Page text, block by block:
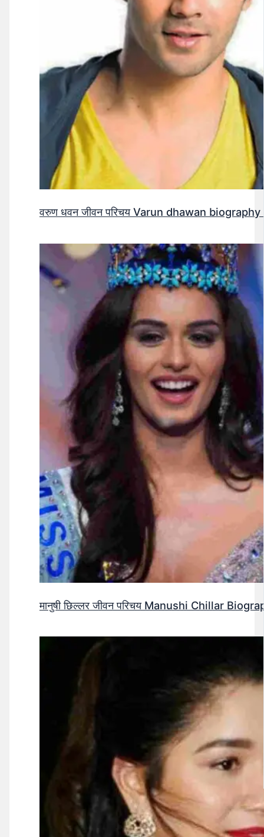
वरुण धवन जीवन परिचय Varun dhawan
मानुषी छिल्लर जीवन परिचय Manushi Chillar